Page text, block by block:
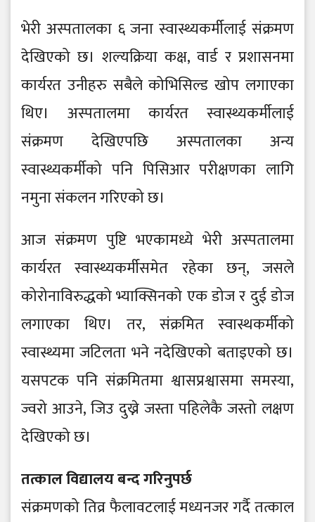
भेरी अस्पतालका ६ जना स्वास्थ्यकर्मीलाई संक्रमण
देखिएको छ। शल्यक्रिया कक्ष, वार्ड र प्रशासनमा
कार्यरत उनीहरु सबैले कोभिसिल्ड खोप लगाएका
थिए। अस्पतालमा कार्यरत स्वास्थ्यकर्मीलाई
संक्रमण देखिएपछि अस्पतालका अन्य
स्वास्थ्यकर्मीको पनि पिसिआर परीक्षणका लागि
नमुना संकलन गरिएको छ।
आज संक्रमण पुष्टि भएकामध्ये भेरी अस्पतालमा
कार्यरत स्वास्थ्यकर्मीसमेत रहेका छन्, जसले
कोरोनाविरुद्धको भ्याक्सिनको एक डोज र दुई डोज
लगाएका थिए। तर, संक्रमित स्वास्थकर्मीको
स्वास्थ्यमा जटिलता भने नदेखिएको बताइएको छ।
यसपटक पनि संक्रमितमा श्वासप्रश्वासमा समस्या,
ज्वरो आउने, जिउ दुख्ने जस्ता पहिलेकै जस्तो लक्षण
देखिएको छ।
तत्काल विद्यालय बन्द गरिनुपर्छ
संक्रमणको तिव्र फैलावटलाई मध्यनजर गर्दै तत्काल